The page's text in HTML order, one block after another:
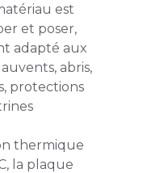
est
et poser,
adapté aux
abris,
protections
thermique
la plaque